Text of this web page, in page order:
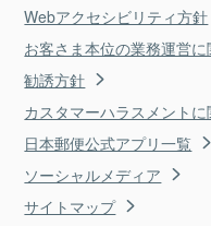
Webアクセシビリティ方針
お客さま本位の業務運営
勧誘方針
カスタマーハラスメント
日本郵便公式アプリ一覧
ソーシャルメディア
サイトマップ